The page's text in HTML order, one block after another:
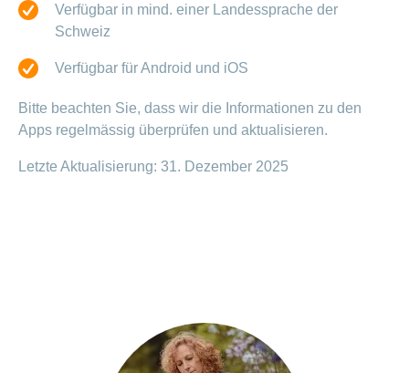
Verfügbar in mind. einer Landessprache der
Schweiz
Verfügbar für Android und iOS
Bitte beachten Sie, dass wir die Informationen zu den
Apps regelmässig überprüfen und aktualisieren.
Letzte Aktualisierung: 31. Dezember 2025